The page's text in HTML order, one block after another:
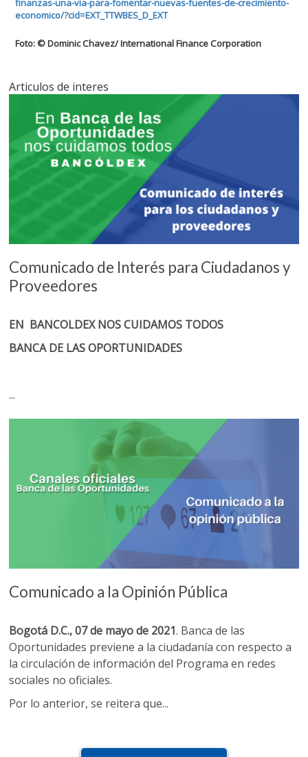
finanzas-una-via-para-fomentar-nuevas-fuentes-de-crecimiento-
economico/?cid=EXT_TTWBES_D_EXT
Foto: © Dominic Chavez/ International Finance Corporation
Articulos de interes
Comunicado de Interés para Ciudadanos y
Proveedores
EN BANCOLDEX NOS CUIDAMOS TODOS
BANCA DE LAS OPORTUNIDADES
...
Comunicado a la Opinión Pública
Bogotá D.C., 07 de mayo de 2021. Banca de las
Oportunidades previene a la ciudadanía con respecto a
la circulación de información del Programa en redes
sociales no oficiales.
Por lo anterior, se reitera que...